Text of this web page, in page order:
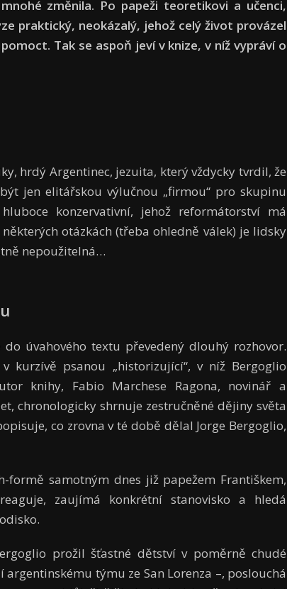
změnila. Po papeži teoretikovi a učenci,
praktický, neokázalý, jehož celý život provázel
Tak se aspoň jeví v knize, v níž vypráví o
hrdý Argentinec, jezuita, který vždycky tvrdil, že
jen elitářskou výlučnou „firmou“ pro skupinu
konzervativní, jehož reformátorství má
otázkách (třeba ohledně válek) je lidsky
nepoužitelná…
úvahového textu převedený dlouhý rozhovor.
psanou „historizující“, v níž Bergoglio
knihy, Fabio Marchese Ragona, novinář a
chronologicky shrnuje zestručněné dějiny světa
co zrovna v té době dělal Jorge Bergoglio,
formě samotným dnes již papežem Františkem,
zaujímá konkrétní stanovisko a hledá
prožil šťastné dětství v poměrně chudé
týmu ze San Lorenza –, poslouchá